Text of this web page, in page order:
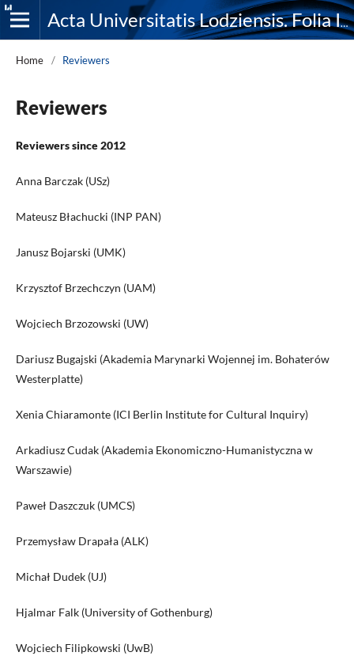
Acta Universitatis Lodziensis. Folia Iuridica
Home / Reviewers
Reviewers
Reviewers since 2012
Anna Barczak (USz)
Mateusz Błachucki (INP PAN)
Janusz Bojarski (UMK)
Krzysztof Brzechczyn (UAM)
Wojciech Brzozowski (UW)
Dariusz Bugajski (Akademia Marynarki Wojennej im. Bohaterów
Westerplatte)
Xenia Chiaramonte (ICI Berlin Institute for Cultural Inquiry)
Arkadiusz Cudak (Akademia Ekonomiczno-Humanistyczna w
Warszawie)
Paweł Daszczuk (UMCS)
Przemysław Drapała (ALK)
Michał Dudek (UJ)
Hjalmar Falk (University of Gothenburg)
Wojciech Filipkowski (UwB)